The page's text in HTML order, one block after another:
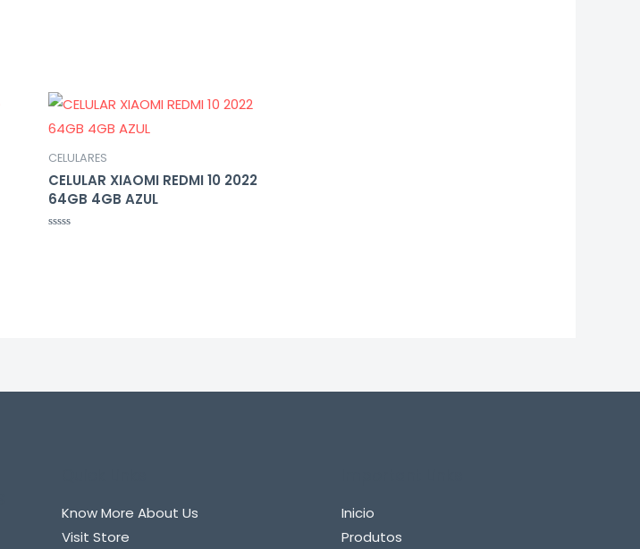
CELULARES
CELULAR XIAOMI REDMI 10 2022
64GB 4GB AZUL
Know More About Us
Visit Store
Inicio
Produtos